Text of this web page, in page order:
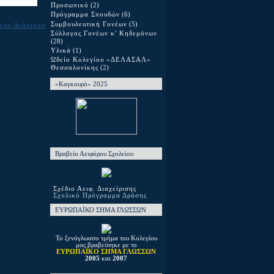
Ανάρτηση
Προσωπικό (2)
Πρόγραμμα Σπουδών (6)
Συμβουλευτική Γονέων (5)
Σύλλογος Γονέων κ' Κηδεμόνων
(28)
Υλικά (1)
Ωδείο Κολεγίου «ΔΕΛΑΣΑΛ»
Θεσσαλονίκης (2)
«Καγκουρό» 2025
Βραβείο Αειφόρου Σχολείου
Σχέδιο Αειφ. Διαχείρισης
Σχολικό Πρόγραμμα Δράσης
ΕΥΡΩΠΑΪΚΟ ΣΗΜΑ ΓΛΩΣΣΩΝ
Το ξενόγλωσσο τμήμα του Κολεγίου
μας βραβεύτηκε με το
ΕΥΡΩΠΑΪΚΟ ΣΗΜΑ ΓΛΩΣΣΩΝ
2005 και 2007